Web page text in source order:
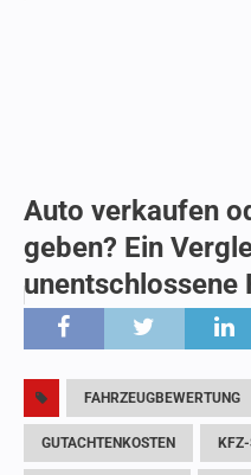
Auto verkaufen
geben? Ein
unentschlossene
FAHRZEUGBEWERTUNG
GUTACHTENKOSTEN